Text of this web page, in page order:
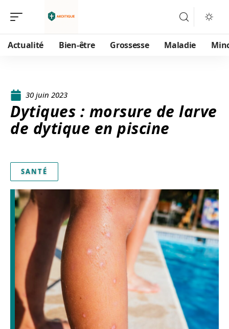
Actualité Bien-être Grossesse Maladie
30 juin 2023
Dytiques : morsure de larve
de dytique en piscine
SANTÉ